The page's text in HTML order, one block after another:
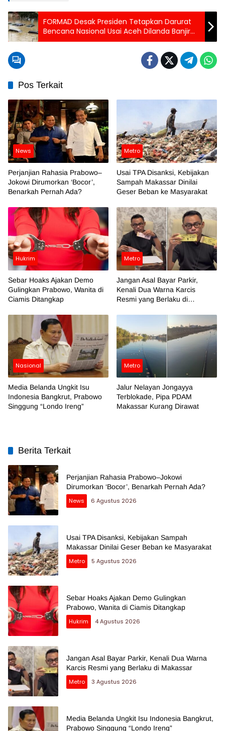
FORMAD Desak Presiden Tetapkan Darurat
Bencana Nasional Usai Aceh Dilanda Banjir
Besar
Pos Terkait
News
Perjanjian Rahasia Prabowo–
Jokowi Dirumorkan ‘Bocor’,
Benarkah Pernah Ada?
Metro
Usai TPA Disanksi, Kebijakan
Sampah Makassar Dinilai
Geser Beban ke Masyarakat
Hukrim
Sebar Hoaks Ajakan Demo
Gulingkan Prabowo, Wanita di
Ciamis Ditangkap
Metro
Jangan Asal Bayar Parkir,
Kenali Dua Warna Karcis
Resmi yang Berlaku di
Nasional
Media Belanda Ungkit Isu
Indonesia Bangkrut, Prabowo
Singgung “Londo Ireng”
Metro
Jalur Nelayan Jongayya
Terblokade, Pipa PDAM
Makassar Kurang Dirawat
Berita Terkait
Perjanjian Rahasia Prabowo–Jokowi
Dirumorkan ‘Bocor’, Benarkah Pernah Ada?
News
6 Agustus 2026
Usai TPA Disanksi, Kebijakan Sampah
Makassar Dinilai Geser Beban ke Masyarakat
Metro
5 Agustus 2026
Sebar Hoaks Ajakan Demo Gulingkan
Prabowo, Wanita di Ciamis Ditangkap
Hukrim
4 Agustus 2026
Jangan Asal Bayar Parkir, Kenali Dua Warna
Karcis Resmi yang Berlaku di Makassar
Metro
3 Agustus 2026
Media Belanda Ungkit Isu Indonesia Bangkrut,
Prabowo Singgung “Londo Ireng”